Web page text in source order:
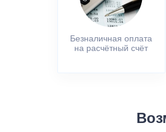
Безналичная оплата
на расчётный счёт